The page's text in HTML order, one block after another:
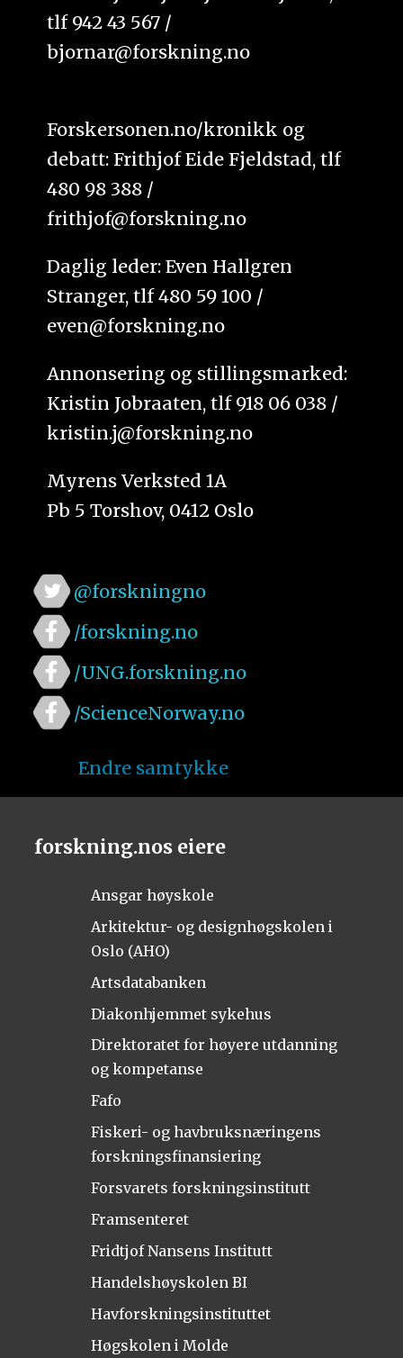
tlf 942 43 567 /
bjornar@forskning.no
Forskersonen.no/kronikk og
debatt: Frithjof Eide Fjeldstad, tlf
480 98 388 /
frithjof@forskning.no
Daglig leder: Even Hallgren
Stranger, tlf 480 59 100 /
even@forskning.no
Annonsering og stillingsmarked:
Kristin Jobraaten, tlf 918 06 038 /
kristin.j@forskning.no
Myrens Verksted 1A
Pb 5 Torshov, 0412 Oslo
@forskningno
/forskning.no
/UNG.forskning.no
/ScienceNorway.no
Endre samtykke
forskning.nos eiere
Ansgar høyskole
Arkitektur- og designhøgskolen i
Oslo (AHO)
Artsdatabanken
Diakonhjemmet sykehus
Direktoratet for høyere utdanning
og kompetanse
Fafo
Fiskeri- og havbruksnæringens
forskningsfinansiering
Forsvarets forskningsinstitutt
Framsenteret
Fridtjof Nansens Institutt
Handelshøyskolen BI
Havforskningsinstituttet
Høgskolen i Molde